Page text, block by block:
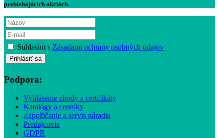
prebiehajúcich akciách.
Suhlasim s Zásadami ochrany osobných údajov
Podpora:
Vyhlásenie zhody a certifikáty
Katalógy a cenníky
Zapožičanie a servis náradia
Predajcovia
GDPR